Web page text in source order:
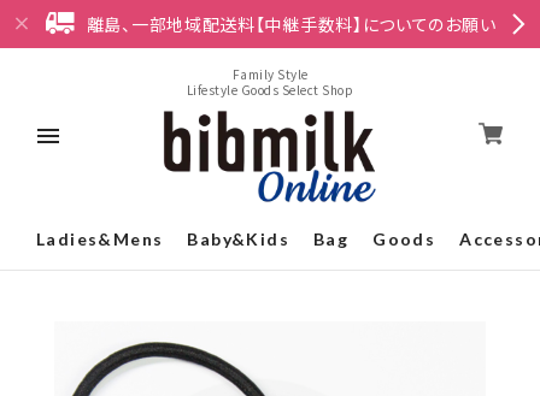
離島、一部地域配送料【中継手数料】についてのお願い
Family Style
Lifestyle Goods Select Shop
Ladies&Mens Baby&Kids Bag Goods